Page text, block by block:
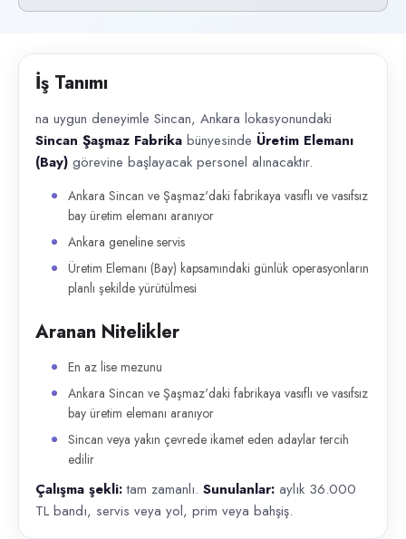
İlan açıklaması
İş Tanımı
na uygun deneyimle Sincan, Ankara lokasyonundaki
Sincan Şaşmaz Fabrika bünyesinde Üretim Elemanı
(Bay) görevine başlayacak personel alınacaktır.
Ankara Sincan ve Şaşmaz'daki fabrikaya vasıflı ve vasıfsız
bay üretim elemanı aranıyor
Ankara geneline servis
Üretim Elemanı (Bay) kapsamındaki günlük operasyonların
planlı şekilde yürütülmesi
Aranan Nitelikler
En az lise mezunu
Ankara Sincan ve Şaşmaz'daki fabrikaya vasıflı ve vasıfsız
bay üretim elemanı aranıyor
Sincan veya yakın çevrede ikamet eden adaylar tercih
edilir
Çalışma şekli:tam zamanlı. Sunulanlar: aylık 36.000
TL bandı, servis veya yol, prim veya bahşiş.